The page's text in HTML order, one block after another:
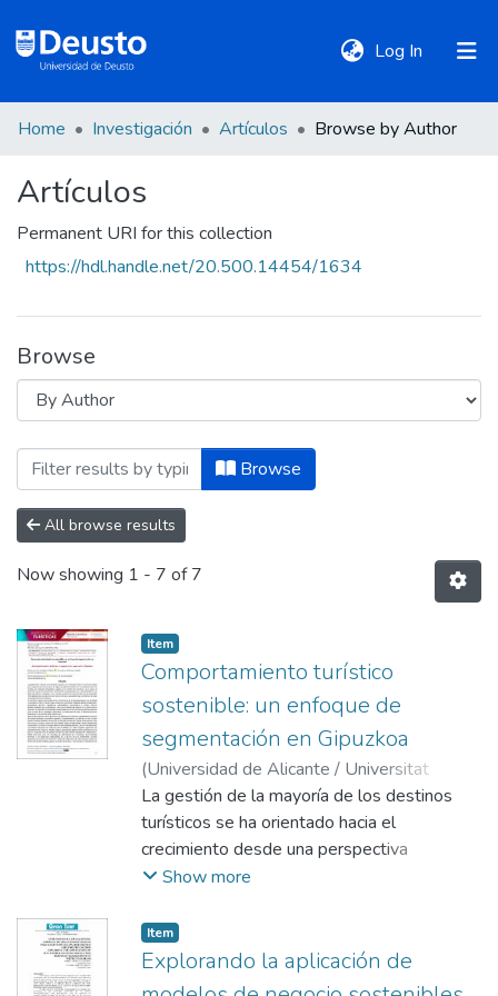
Log In (current)
DeustoTeka
Communities
Collections
Policies
Home Investigación Artículos Browse by Author
Artículos
Permanent URI for this collection
https://hdl.handle.net/20.500.14454/1634
Browse
Browsing Artículos by Author "Abad
Browse
All browse results
Now showing 1 - 7 of 7
Item
Comportamiento turístico
sostenible: un enfoque de
segmentación en Gipuzkoa
(Universidad de Alicante / Universitat
d'Alacant, 2025-07-07)Fernández-Villarán
Ara, Asunción;Abad Galzacorta, Marina
La gestión de la mayoría de los destinos
turísticos se ha orientado hacia el
crecimiento desde una perspectiva
económica que a la larga ha puesto de
modelos de medición tradicionales basados
en el número de visitantes o en el gasto; el
escenario actual se caracteriza por una
Show more
Item
Explorando la aplicación de